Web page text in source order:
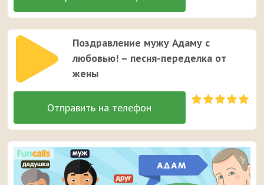
Поздравление мужу Адаму с
любовью! – песня-переделка от
жены